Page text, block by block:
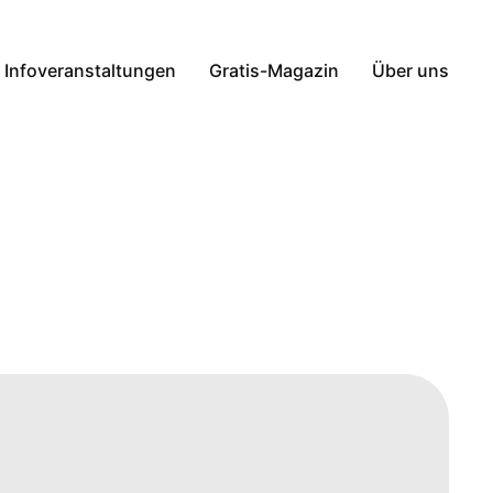
Infoveranstaltungen Gratis-Magazin Über uns